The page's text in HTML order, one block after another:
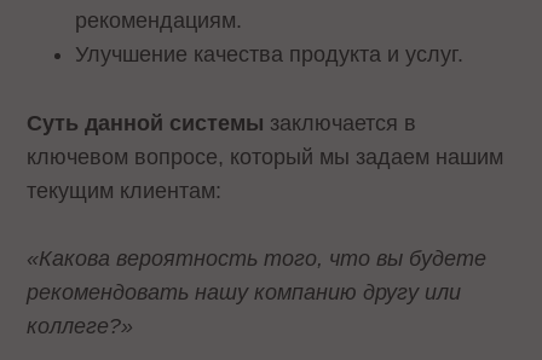
рекомендациям.
Улучшение качества продукта и услуг.
Суть данной системы заключается в
ключевом вопросе, который мы задаем нашим
текущим клиентам:
«Какова вероятность того, что вы будете
рекомендовать нашу компанию другу или
коллеге?»